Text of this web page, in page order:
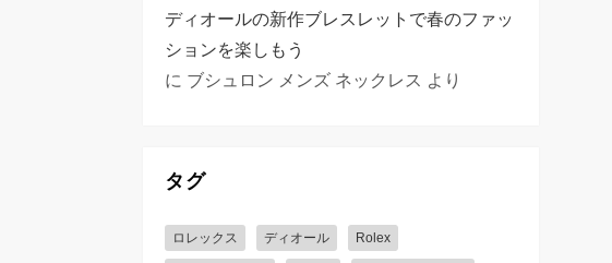
ディオールの新作ブレスレットで春のファッ
ションを楽しもう
に ブシュロン メンズ ネックレス より
タグ
ロレックス ディオール Rolex